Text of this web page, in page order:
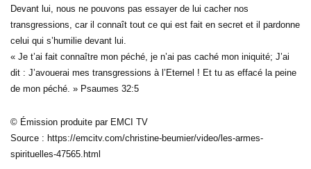
Devant lui, nous ne pouvons pas essayer de lui cacher nos
transgressions, car il connaît tout ce qui est fait en secret et il pardonne
celui qui s’humilie devant lui.
« Je t’ai fait connaître mon péché, je n’ai pas caché mon iniquité; J’ai
dit : J’avouerai mes transgressions à l’Eternel ! Et tu as effacé la peine
de mon péché. » Psaumes 32:5
© Émission produite par EMCI TV
Source : https://emcitv.com/christine-beumier/video/les-armes-
spirituelles-47565.html